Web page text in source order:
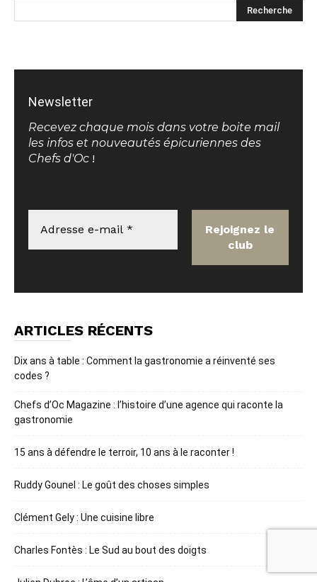
Newsletter
Recevez chaque mois dans votre boite mail
les infos et nouveautés épicuriennes des
Chefs d'Oc !
ARTICLES RÉCENTS
Dix ans à table : Comment la gastronomie a réinventé ses
codes ?
Chefs d’Oc Magazine : l’histoire d’une agence qui raconte la
gastronomie
15 ans à défendre le terroir, 10 ans à le raconter !
Ruddy Gounel : Le goût des choses simples
Clément Gely : Une cuisine libre
Charles Fontès : Le Sud au bout des doigts